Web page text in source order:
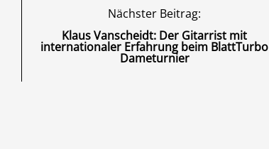
Nächster Beitrag:
Klaus Vanscheidt: Der Gitarrist mit
internationaler Erfahrung beim BlattTurbo
Dameturnier